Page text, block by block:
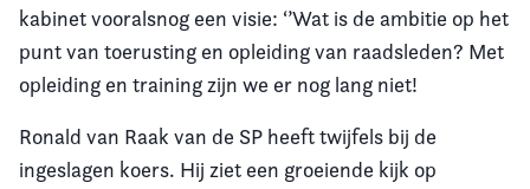
kabinet vooralsnog een visie: ‘’Wat is de ambitie op het
punt van toerusting en opleiding van raadsleden? Met
opleiding en training zijn we er nog lang niet!
Ronald van Raak van de SP heeft twijfels bij de
ingeslagen koers. Hij ziet een groeiende kijk op